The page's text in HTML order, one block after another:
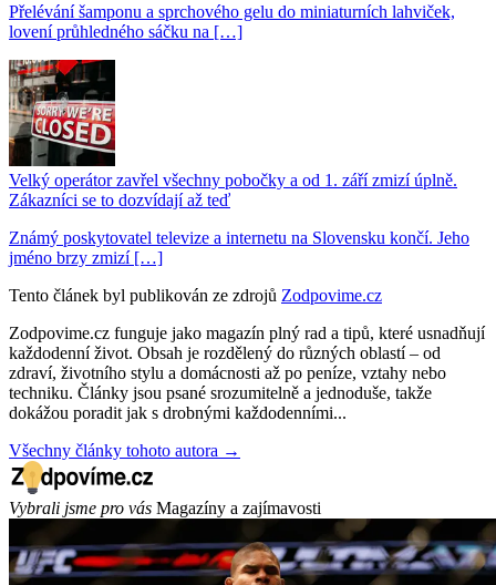
Přelévání šamponu a sprchového gelu do miniaturních lahviček,
lovení průhledného sáčku na […]
Velký operátor zavřel všechny pobočky a od 1. září zmizí úplně.
Zákazníci se to dozvídají až teď
Známý poskytovatel televize a internetu na Slovensku končí. Jeho
jméno brzy zmizí […]
Tento článek byl publikován ze zdrojů Zodpovime.cz
Zodpovime.cz funguje jako magazín plný rad a tipů, které usnadňují
každodenní život. Obsah je rozdělený do různých oblastí – od
zdraví, životního stylu a domácnosti až po peníze, vztahy nebo
techniku. Články jsou psané srozumitelně a jednoduše, takže
dokážou poradit jak s drobnými každodenními...
Všechny články tohoto autora →
Vybrali jsme pro vás Magazíny a zajímavosti